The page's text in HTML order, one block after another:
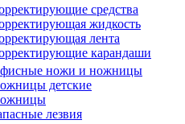
средства
жидкость
лента
карандаши
ножи и ножницы
детские
лезвия